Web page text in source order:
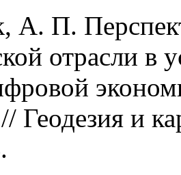
А. П.
отрасли в
Геодезия и